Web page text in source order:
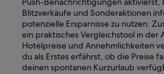
t
Blitzverkäufe und Sonderaktionen
potenzielle Ersparnisse zu nutzen.
ein praktisches Vergleichstool in der
Hotelpreise und Annehmlichkeiten
du als Erstes erfährst, ob die Preise
deinen spontanen Kurzurlaub